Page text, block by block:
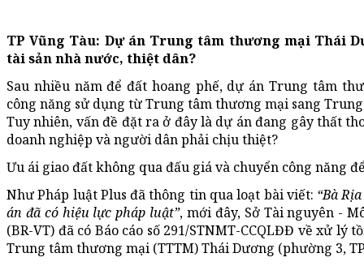
TP Vũng Tàu: Dự án Trung tâm thương mại Thái
tài sản nhà nước, thiệt dân?
Sau nhiều năm để đất hoang phế, dự án Trung tâm
công năng sử dụng từ Trung tâm thương mại sang
Tuy nhiên, vấn đề đặt ra ở đây là dự án đang gây thất
doanh nghiệp và người dân phải chịu thiệt?
Ưu ái giao đất không qua đấu giá và chuyển công năng
Như Pháp luật Plus đã thông tin qua loạt bài viết: “Bà
án đã có hiệu lực pháp luật”, mới đây, Sở Tài nguyên -
(BR-VT) đã có Báo cáo số 291/STNMT-CCQLĐĐ về xử
Trung tâm thương mại (TTTM) Thái Dương (phường 3,